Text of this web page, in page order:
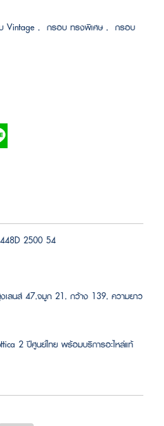
Vintage , กรอบ ทรงพิเศษ, กรอบ
2500 54
เลนส์ 47,จมูก 21, กว้าง 139, ความยาว
2 ปีศูนย์ไทย พร้อมบริการอะไหล่แท้